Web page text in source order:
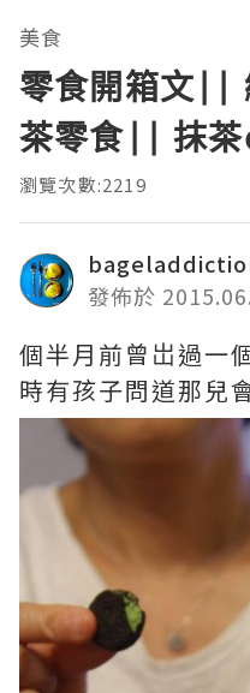
美食
零食開箱文||
茶零食|| 抹
瀏覽次數:2219
發佈於
個半月前曾岀過一
時有孩子問道那兒